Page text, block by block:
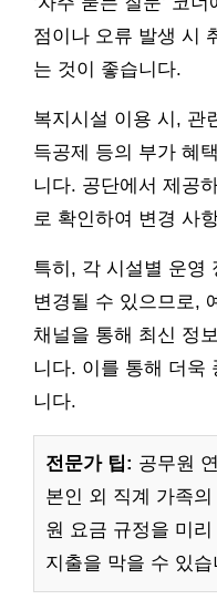
점이나 오류 발생 시
는 것이 좋습니다.
복지시설 이용 시, 관
득공제 등의 부가 혜
니다. 공단에서 제공
로 확인하여 변경 사
특히, 각 시설별 운영
변경될 수 있으므로,
채널을 통해 최신 정
니다. 이를 통해 더욱
니다.
전문가 팁: 공무원
본인 외 직계 가족
원 요금 규정을 미
지출을 막을 수 있습